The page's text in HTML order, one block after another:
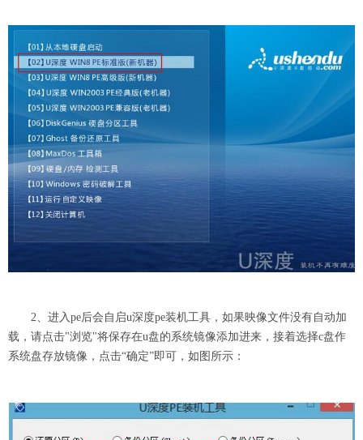
2、进入pe后会自启u深度pe装机工具，如果映像文件没有自动加
载，请点击"浏览"将保存在u盘的系统镜像添加进来，接着选择c盘作
系统盘存放镜像，点击“确定”即可，如图所示：